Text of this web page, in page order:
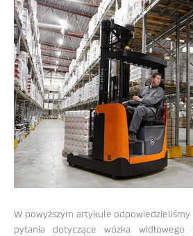
W powyższym artykule odpowiedzieliśmy
pytania dotyczące wózka widłowego